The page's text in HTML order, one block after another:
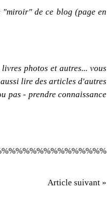
"miroir" de ce blog (page en
photos et autres... vous
lire des articles d'autres
pas - prendre connaissance
Article suivant »